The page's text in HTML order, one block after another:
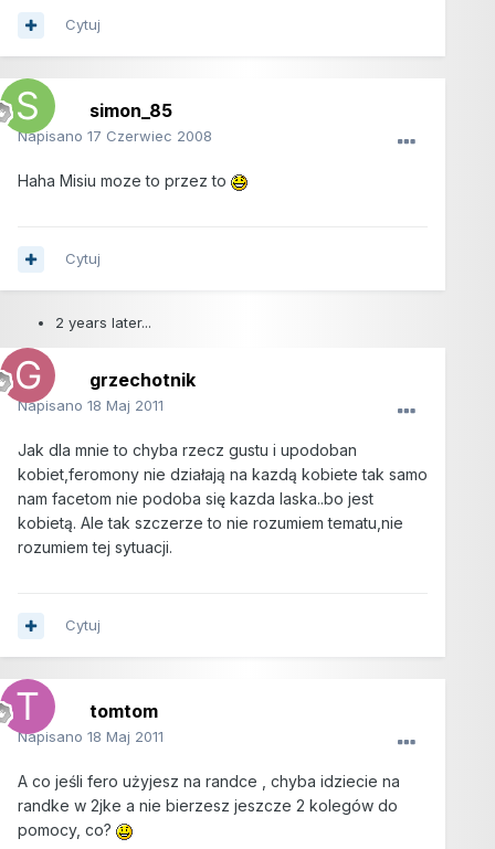
Cytuj
simon_85
Napisano 17 Czerwiec 2008
Haha Misiu moze to przez to
Cytuj
2 years later...
grzechotnik
Napisano 18 Maj 2011
Jak dla mnie to chyba rzecz gustu i upodoban
kobiet,feromony nie działają na kazdą kobiete tak samo
nam facetom nie podoba się kazda laska..bo jest
kobietą. Ale tak szczerze to nie rozumiem tematu,nie
rozumiem tej sytuacji.
Cytuj
tomtom
Napisano 18 Maj 2011
A co jeśli fero użyjesz na randce , chyba idziecie na
randke w 2jke a nie bierzesz jeszcze 2 kolegów do
pomocy, co?